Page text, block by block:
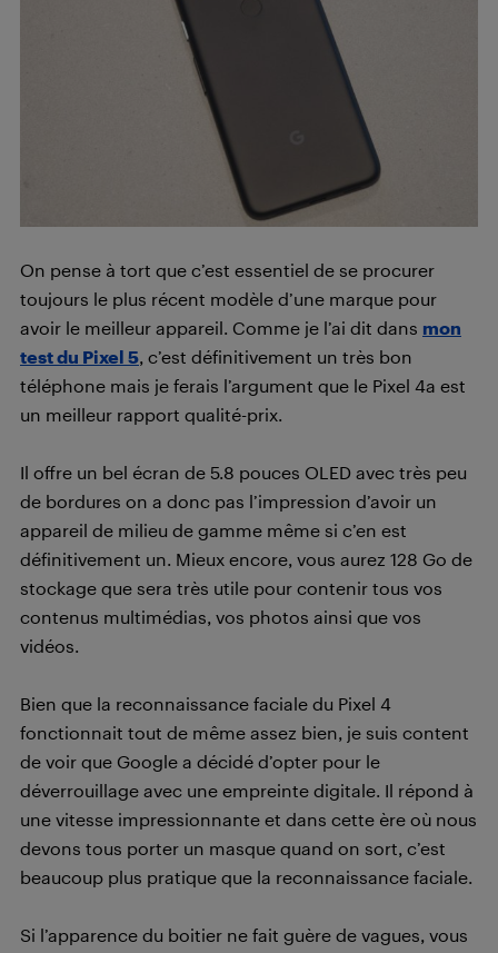
On pense à tort que c’est essentiel de se procurer
toujours le plus récent modèle d’une marque pour
avoir le meilleur appareil. Comme je l’ai dit dans mon
test du Pixel 5 , c’est définitivement un très bon
téléphone mais je ferais l’argument que le Pixel 4a est
un meilleur rapport qualité-prix.
Il offre un bel écran de 5.8 pouces OLED avec très peu
de bordures on a donc pas l’impression d’avoir un
appareil de milieu de gamme même si c’en est
définitivement un. Mieux encore, vous aurez 128 Go de
stockage que sera très utile pour contenir tous vos
contenus multimédias, vos photos ainsi que vos
vidéos.
Bien que la reconnaissance faciale du Pixel 4
fonctionnait tout de même assez bien, je suis content
de voir que Google a décidé d’opter pour le
déverrouillage avec une empreinte digitale. Il répond à
une vitesse impressionnante et dans cette ère où nous
devons tous porter un masque quand on sort, c’est
beaucoup plus pratique que la reconnaissance faciale.
Si l’apparence du boitier ne fait guère de vagues, vous